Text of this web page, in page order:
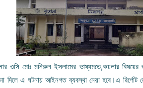
ওসি মোঃ মনিরুল ইসলামের ভাষ্যমতে,কয়লার
দিলে এ ঘটনায় আইনগত ব্যবস্থা নেয়া হবে।এ রির্পোট